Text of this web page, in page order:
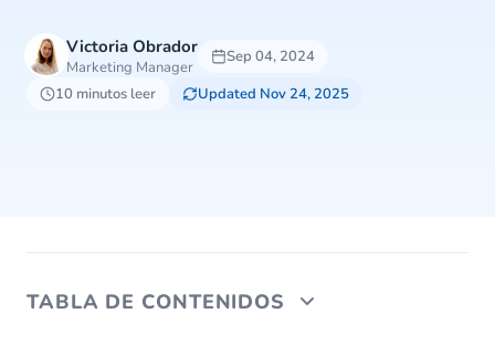
Victoria Obrador
Marketing Manager
Sep 04, 2024
10 minutos leer
Updated Nov 24, 2025
TABLA DE CONTENIDOS